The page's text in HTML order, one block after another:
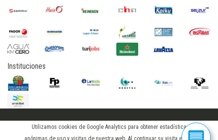
Utilizamos cookies de Google Analytics para obtener estadísticas
Instituciones
2015 © hostelerialeioa